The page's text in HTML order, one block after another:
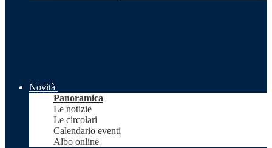
Novità
Panoramica
Le notizie
Le circolari
Calendario eventi
Albo online